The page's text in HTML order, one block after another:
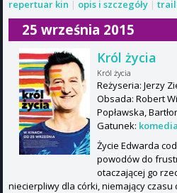
repertuar kin | opis i szczegóły |
25 września 2015
Król życia
Król życia
Reżyseria: Jerzy
Obsada: Robert
Popławska,
Gatunek: komedia
Życie Edwarda
powodów do
otaczającej go
niecierpliwy dla córki, niemający czasu